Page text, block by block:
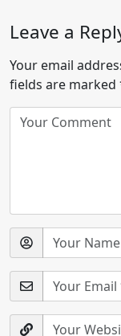
Leave a
Your email
fields are marked